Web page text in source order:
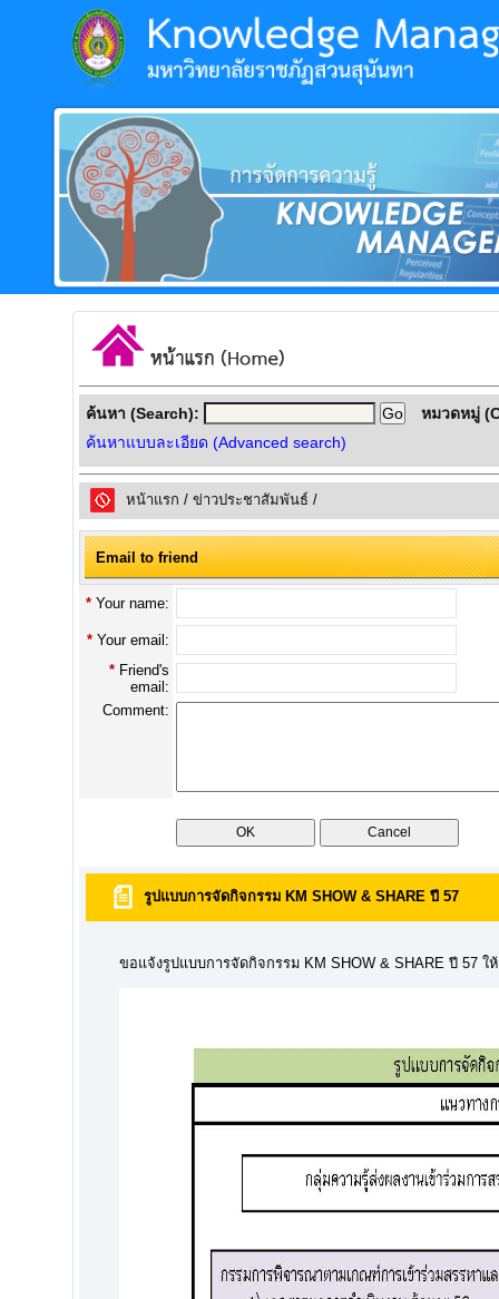
ค้นหา (Search):
ค้นหาแบบละเอียด (Advanced search)
หมวดหมู่
หน้าแรก / ข่าวประชาสัมพันธ์ /
Email to friend
*Your name:
*Your email:
*Friend's
email:
Comment:
รูปแบบการจัดกิจกรรม KM SHOW & SHARE ปี 57
ขอแจ้งรูปแบบการจัดกิจกรรม KM SHOW & SHARE ปี 57 ใ